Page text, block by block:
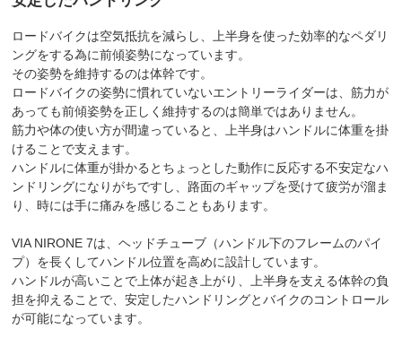
ロードバイクは空気抵抗を減らし、上半身を使った効率的なペダリ
ングをする為に前傾姿勢になっています。
その姿勢を維持するのは体幹です。
ロードバイクの姿勢に慣れていないエントリーライダーは、筋力が
あっても前傾姿勢を正しく維持するのは簡単ではありません。
筋力や体の使い方が間違っていると、上半身はハンドルに体重を掛
けることで支えます。
ハンドルに体重が掛かるとちょっとした動作に反応する不安定なハ
ンドリングになりがちですし、路面のギャップを受けて疲労が溜ま
り、時には手に痛みを感じることもあります。
VIA NIRONE 7は、ヘッドチューブ（ハンドル下のフレームのパイ
プ）を長くしてハンドル位置を高めに設計しています。
ハンドルが高いことで上体が起き上がり、上半身を支える体幹の負
担を抑えることで、安定したハンドリングとバイクのコントロール
が可能になっています。